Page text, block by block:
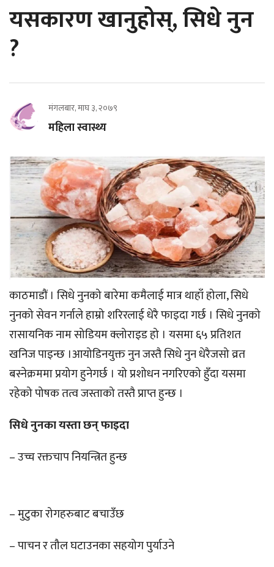
यसकारण खानुहोस्, सिधे नुन
?
मंगलबार, माघ ३, २०७९
महिला स्वास्थ्य
काठमाडौं । सिधे नुनको बारेमा कमैलाई मात्र थाहाँ होला, सिधे
नुनको सेवन गर्नाले हाम्रो शरिरलाई धेरै फाइदा गर्छ । सिधे नुनको
रासायनिक नाम सोडियम क्लोराइड हो । यसमा ६५ प्रतिशत
खनिज पाइन्छ ।आयोडिनयुक्त नुन जस्तै सिधे नुन धेरैजसो व्रत
बस्नेक्रममा प्रयोग हुनेगर्छ । यो प्रशोधन नगरिएको हुँदा यसमा
रहेको पोषक तत्व जस्ताको तस्तै प्राप्त हुन्छ ।
सिधे नुनका यस्ता छन् फाइदा
– उच्च रक्तचाप नियन्त्रित हुन्छ
– मुटुका रोगहरुबाट बचाउँछ
– पाचन र तौल घटाउनका सहयोग पुर्याउने